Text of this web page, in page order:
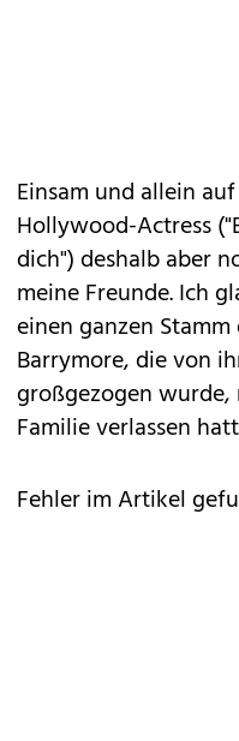
Einsam und allein
Hollywood-Actress
dich") deshalb aber
meine Freunde. Ich
einen ganzen
Barrymore, die von
großgezogen
Familie verlassen
Fehler im Artikel